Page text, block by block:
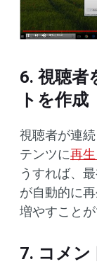
6. 視聴者
トを作成
視聴者が連
テンツに再
うすれば、
が自動的に
増やすことが
7. コメン